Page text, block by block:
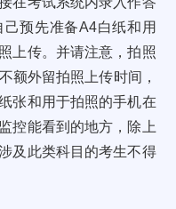
预先准备A4白纸和用
上传。并请注意，拍照
额外留拍照上传时间，
张和用于拍照的手机在
控能看到的地方，除上
及此类科目的考生不得